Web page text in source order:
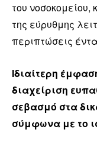
του
της εύρυθμης
περιπτώσεις
Ιδιαίτερη
διαχείριση
σεβασμό στα
σύμφωνα με το